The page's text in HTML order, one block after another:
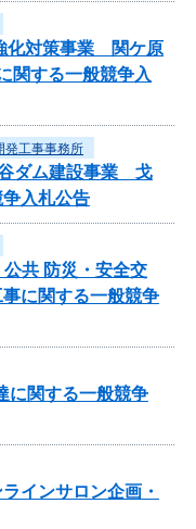
化対策事業 関ケ原
関する一般競争入
発工事事務所
谷ダム建設事業 戈
入札公告
共 防災・安全交
に関する一般競争
に関する一般競争
インサロン企画・